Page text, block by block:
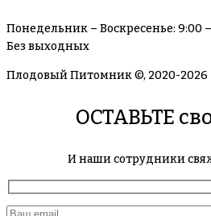
Понедельник – Воскресенье: 9:00
Без выходных
Плодовый Питомник ©, 2020-2026
ОСТАВЬТЕ
И наши сотрудники